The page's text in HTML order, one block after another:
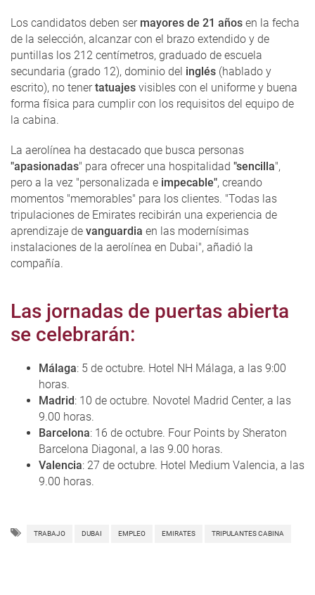
Los candidatos deben sermayores de 21 años en la fecha
de la selección, alcanzar con el brazo extendido y de
puntillas los 212 centímetros, graduado de escuela
secundaria (grado 12), dominio del inglés (hablado y
escrito), no tenertatuajes visibles con el uniforme y buena
forma física para cumplir con los requisitos del equipo de
la cabina.
La aerolínea ha destacado que busca personas
"apasionadas" para ofrecer una hospitalidad "sencilla",
pero a la vez "personalizada e impecable", creando
momentos "memorables" para los clientes. "Todas las
tripulaciones de Emirates recibirán una experiencia de
aprendizaje de vanguardia en las modernísimas
instalaciones de la aerolínea en Dubai", añadió la
compañía.
Las jornadas de puertas abierta
se celebrarán:
Málaga: 5 de octubre. Hotel NH Málaga, a las 9:00
horas.
Madrid: 10 de octubre. Novotel Madrid Center, a las
9.00 horas.
Barcelona: 16 de octubre. Four Points by Sheraton
Barcelona Diagonal, a las 9.00 horas.
Valencia: 27 de octubre. Hotel Medium Valencia, a las
9.00 horas.
TRABAJO DUBAI EMPLEO EMIRATES TRIPULANTES CABINA